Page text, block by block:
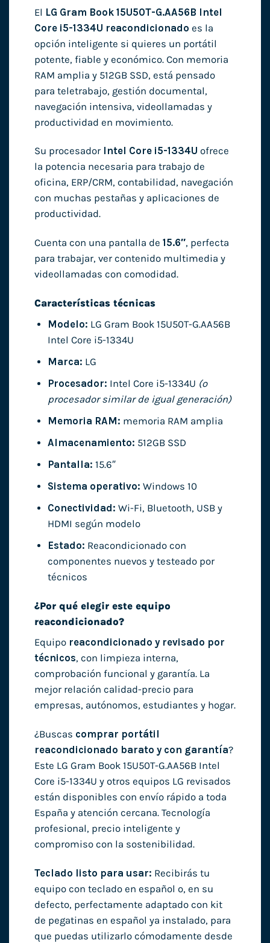
El LG Gram Book 15U50T-G.AA56B Intel
Core i5-1334U reacondicionado es la
opción inteligente si quieres un portátil
potente, fiable y económico. Con memoria
RAM amplia y 512GB SSD, está pensado
para teletrabajo, gestión documental,
navegación intensiva, videollamadas y
productividad en movimiento.
Su procesador Intel Core i5-1334U ofrece
la potencia necesaria para trabajo de
oficina, ERP/CRM, contabilidad, navegación
con muchas pestañas y aplicaciones de
productividad.
Cuenta con una pantalla de 15.6″, perfecta
para trabajar, ver contenido multimedia y
videollamadas con comodidad.
Características técnicas
Modelo: LG Gram Book 15U50T-G.AA56B
Intel Core i5-1334U
Marca: LG
Procesador: Intel Core i5-1334U (o
procesador similar de igual generación)
Memoria RAM: memoria RAM amplia
Almacenamiento: 512GB SSD
Pantalla: 15.6″
Sistema operativo: Windows 10
Conectividad: Wi-Fi, Bluetooth, USB y
HDMI según modelo
Estado: Reacondicionado con
componentes nuevos y testeado por
técnicos
¿Por qué elegir este equipo
reacondicionado?
Equipo reacondicionado y revisado por
técnicos, con limpieza interna,
comprobación funcional y garantía. La
mejor relación calidad-precio para
empresas, autónomos, estudiantes y hogar.
¿Buscas comprar portátil
reacondicionado barato y con garantía?
Este LG Gram Book 15U50T-G.AA56B Intel
Core i5-1334U y otros equipos LG revisados
están disponibles con envío rápido a toda
España y atención cercana. Tecnología
profesional, precio inteligente y
compromiso con la sostenibilidad.
Teclado listo para usar: Recibirás tu
equipo con teclado en español o, en su
defecto, perfectamente adaptado con kit
de pegatinas en español ya instalado, para
que puedas utilizarlo cómodamente desde